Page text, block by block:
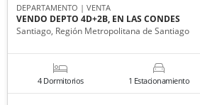
DEPARTAMENTO | VENTA
VENDO DEPTO 4D+2B, EN LAS CONDES
Santiago, Región Metropolitana de Santiago
4 Dormitorios 1 Estacionamiento